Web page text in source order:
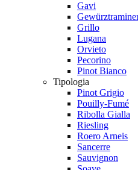
Gavi
Grillo
Lugana
Orvieto
Pecorino
Pinot Bianco
Tipologia
Pinot Grigio
Pouilly-Fumé
Ribolla Gialla
Riesling
Roero Arneis
Sancerre
Sauvignon